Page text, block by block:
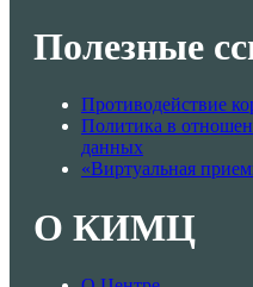
Полезные
Противодействие
Политика в
данных
«Виртуальная
О КИМЦ